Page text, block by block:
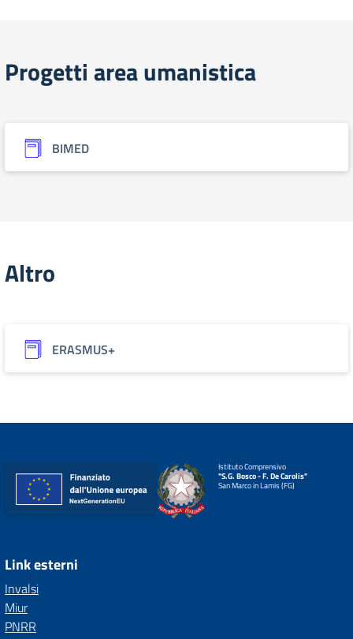
Progetti area umanistica
BIMED
Altro
ERASMUS+
Istituto Comprensivo
"S.G. Bosco - F. De Carolis"
San Marco in Lamis (FG)
Link esterni
Invalsi
Miur
PNRR